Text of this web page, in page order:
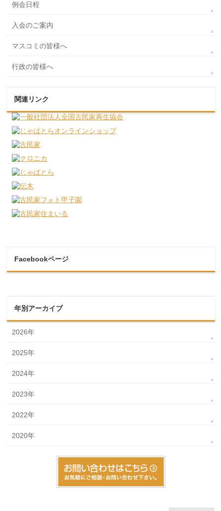
例会日程
入会のご案内
マスコミの皆様へ
行政の皆様へ
関連リンク
Facebookページ
年別アーカイブ
2026年
2025年
2024年
2023年
2022年
2020年